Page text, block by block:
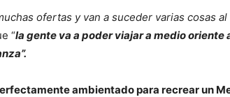
ofertas y van a suceder varias cosas
“la gente va a poder viajar a medio oriente
ambientado para recrear un